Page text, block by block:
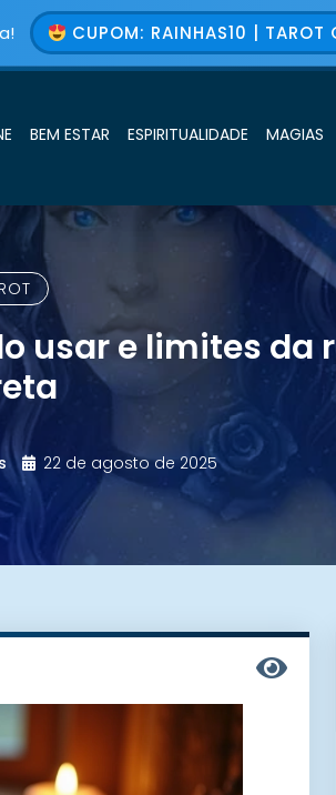
CUPOM: RAINHAS10 | TAROT
BEM ESTAR ESPIRITUALIDADE MAGIAS
usar e limites da
22 de agosto de 2025